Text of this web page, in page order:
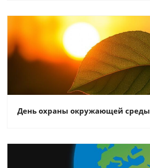
День охраны окружающей среды